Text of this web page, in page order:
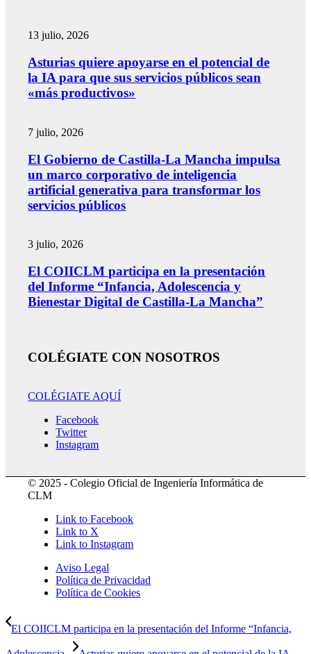
13 julio, 2026
Asturias quiere apoyarse en el potencial de
la IA para que sus servicios públicos sean
«más productivos»
7 julio, 2026
El Gobierno de Castilla-La Mancha impulsa
un marco corporativo de inteligencia
artificial generativa para transformar los
servicios públicos
3 julio, 2026
El COIICLM participa en la presentación
del Informe “Infancia, Adolescencia y
Bienestar Digital de Castilla-La Mancha”
COLÉGIATE CON NOSOTROS
COLÉGIATE AQUÍ
Facebook
Twitter
Instagram
© 2025 - Colegio Oficial de Ingeniería Informática de
CLM
Link to Facebook
Link to X
Link to Instagram
Aviso Legal
Política de Privacidad
Política de Cookies
El COIICLM participa en la presentación del Informe “Infancia,